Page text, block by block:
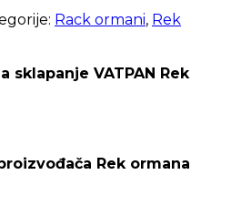
Rack ormani, Rek
sklapanje VATPAN Rek
Rek ormana